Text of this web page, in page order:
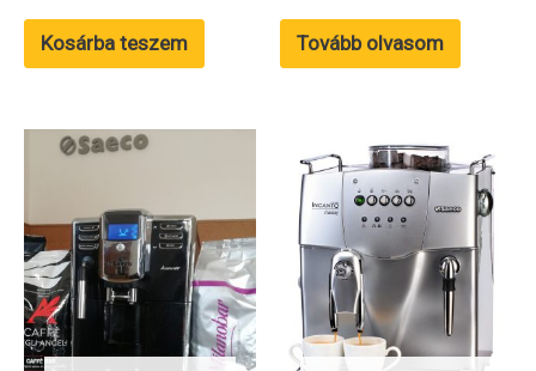
Kosárba teszem Tovább olvasom